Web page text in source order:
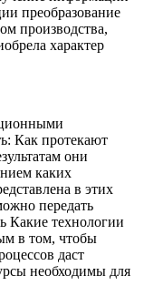
преобразование
производства,
характер
Как протекают
они
каких
в этих
передать
Какие технологии
в том, чтобы
даст
необходимы для